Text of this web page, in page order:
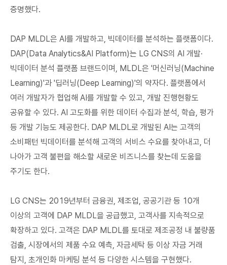
증명했다.
DAP MLDL은 AI를 개발하고, 빅데이터를 분석하는 플랫폼이다.
DAP(Data Analytics&AI Platform)는 LG CNS의 AI 개발∙
빅데이터 분석 플랫폼 브랜드이며, MLDL은 '머신러닝(Machine
Learning)'과 '딥러닝(Deep Learning)'의 약자다. 플랫폼에서
여러 개발자가 협업해 AI를 개발할 수 있고, 개발 진행현황도
공유할 수 있다. AI 고도화를 위한 데이터 수집과 분석, 학습, 평가
등 개발 기능도 제공한다. DAP MLDL로 개발된 AI는 고객의
소비패턴 빅데이터를 분석해 고객의 서비스 수요를 찾아내고, 더
나아가 고객 불편을 해소할 새로운 비즈니스를 찾는데 도움을
주기도 한다.
LG CNS는 2019년부터 금융권, 제조업, 공공기관 등 10개
이상의 고객에 DAP MLDL을 공급했고, 고객사를 지속적으로
확장하고 있다. 고객은 DAP MLDL를 토대로 제조공정 내 불량품
검출, 시장에서의 제품 수요 예측, 자금세탁 등 이상 자금 거래
탐지, 초개인화 마케팅 분석 등 다양한 시스템을 구현했다.